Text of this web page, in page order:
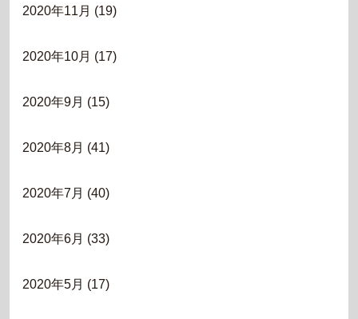
2020年11月 (19)
2020年10月 (17)
2020年9月 (15)
2020年8月 (41)
2020年7月 (40)
2020年6月 (33)
2020年5月 (17)